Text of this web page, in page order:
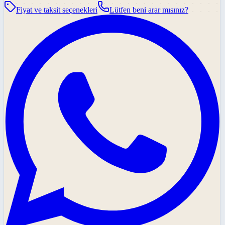
Fiyat ve taksit seçenekleri Lütfen beni arar mısınız?